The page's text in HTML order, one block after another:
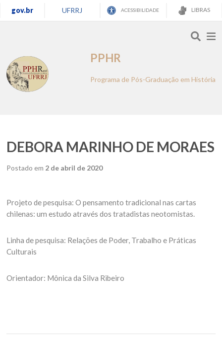
gov.br UFRRJ ACESSIBILIDADE LIBRAS
PPHR
Programa de Pós-Graduação em História
DEBORA MARINHO DE MORAES
Postado em 2 de abril de 2020
Projeto de pesquisa: O pensamento tradicional nas cartas
chilenas: um estudo através dos tratadistas neotomistas.
Linha de pesquisa: Relações de Poder, Trabalho e Práticas
Culturais
Orientador: Mônica da Silva Ribeiro